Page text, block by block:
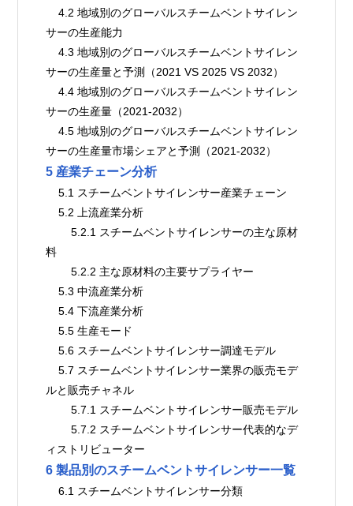
    4.2 地域別のグローバルスチームベントサイレン
サーの生産能力
    4.3 地域別のグローバルスチームベントサイレン
サーの生産量と予測（2021 VS 2025 VS 2032）
    4.4 地域別のグローバルスチームベントサイレン
サーの生産量（2021-2032）
    4.5 地域別のグローバルスチームベントサイレン
サーの生産量市場シェアと予測（2021-2032）
5 産業チェーン分析
    5.1 スチームベントサイレンサー産業チェーン
    5.2 上流産業分析
        5.2.1 スチームベントサイレンサーの主な原材
料
        5.2.2 主な原材料の主要サプライヤー
    5.3 中流産業分析
    5.4 下流産業分析
    5.5 生産モード
    5.6 スチームベントサイレンサー調達モデル
    5.7 スチームベントサイレンサー業界の販売モデ
ルと販売チャネル
        5.7.1 スチームベントサイレンサー販売モデル
        5.7.2 スチームベントサイレンサー代表的なデ
ィストリビューター
6 製品別のスチームベントサイレンサー一覧
    6.1 スチームベントサイレンサー分類